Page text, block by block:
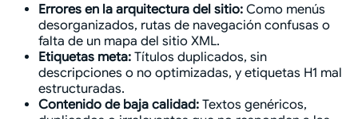
Errores en la arquitectura del sitio: Como menús
desorganizados, rutas de navegación confusas o
falta de un mapa del sitio XML.
Etiquetas meta: Títulos duplicados, sin
descripciones o no optimizadas, y etiquetas H1 mal
estructuradas.
Contenido de baja calidad: Textos genéricos,